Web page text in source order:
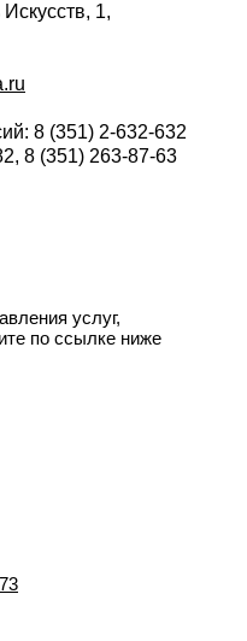
1,
8 (351) 2-632-632
8 (351) 263-87-63
услуг,
по ссылке ниже